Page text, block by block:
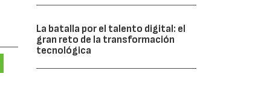
La batalla por el talento digital: el
gran reto de la transformación
tecnológica